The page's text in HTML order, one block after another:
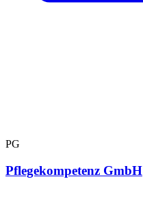
PG
Pflegekompetenz GmbH